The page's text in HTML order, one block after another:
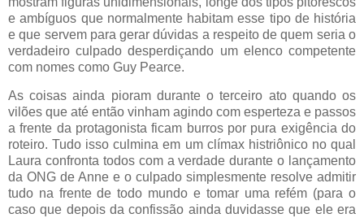
e ambíguos que normalmente habitam esse tipo de história
e que servem para gerar dúvidas a respeito de quem seria o
verdadeiro culpado desperdiçando um elenco competente
com nomes como Guy Pearce.
As coisas ainda pioram durante o terceiro ato quando os
vilões que até então vinham agindo com esperteza e passos
a frente da protagonista ficam burros por pura exigência do
roteiro. Tudo isso culmina em um clímax histriônico no qual
Laura confronta todos com a verdade durante o lançamento
da ONG de Anne e o culpado simplesmente resolve admitir
tudo na frente de todo mundo e tomar uma refém (para o
caso que depois da confissão ainda duvidasse que ele era